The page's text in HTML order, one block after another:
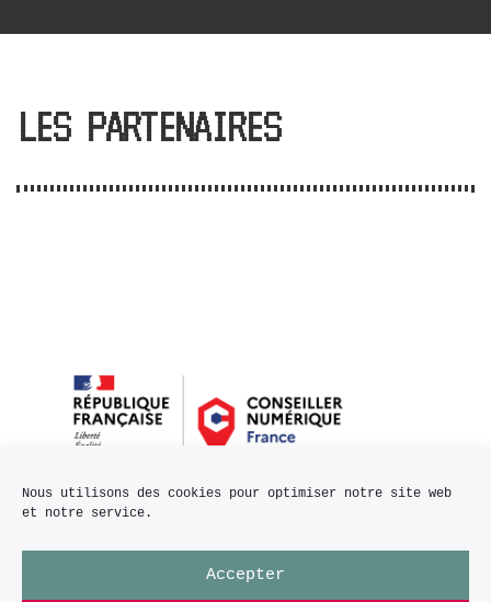
Nous utilisons des cookies pour optimiser notre site web
et notre service.
Accepter
LES PARTENAIRES